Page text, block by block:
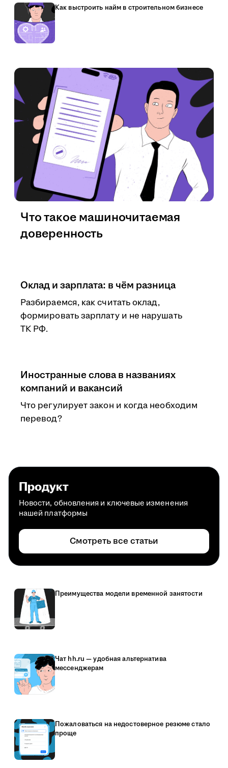
Как выстроить найм в строительном бизнесе
Оклад и зарплата: в чём разница
Разбираемся, как считать оклад,
формировать зарплату и не нарушать
ТК РФ.
Иностранные слова в названиях
компаний и вакансий
Что регулирует закон и когда необходим
перевод?
Что такое машиночитаемая
доверенность
Продукт
Новости, обновления и ключевые изменения
нашей платформы
Смотреть все статьи
Преимущества модели временной занятости
Чат hh.ru — удобная альтернатива
мессенджерам
Пожаловаться на недостоверное резюме стало
проще